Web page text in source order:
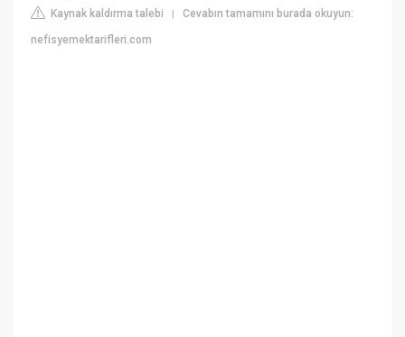
Kaynak kaldırma talebi |Cevabın tamamını burada okuyun:
nefisyemektarifleri.com